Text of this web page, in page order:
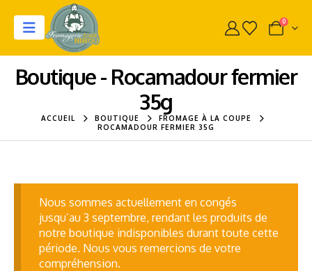
0
Boutique - Rocamadour fermier
35g
ACCUEIL BOUTIQUE
FROMAGE À LA COUPE
ROCAMADOUR FERMIER 35G
Nous sommes actuellement en congés
jusqu’au 3 septembre, rendant les produits de
notre boutique indisponibles durant toute cette
période. Nous vous remercions de votre
compréhension.